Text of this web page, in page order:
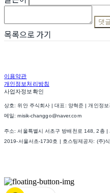
댓
목록으로 가기
이용약관
개인정보처리방침
사업자정보확인
상호: 위안 주식회사 | 대표: 양혁준 | 개인정
메일: misik-changgo@naver.com
주소: 서울특별시 서초구 방배천로 148, 2층 |
2019-서울서초-1730호
| 호스팅제공자: (주)